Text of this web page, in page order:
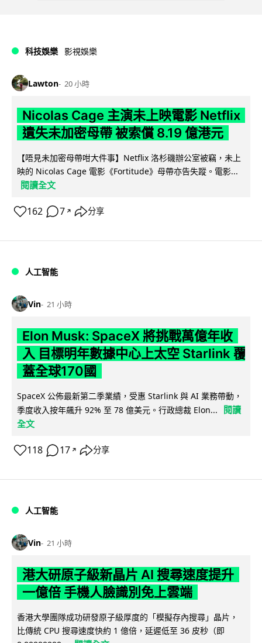
科技娛樂 影視娛樂
Lawton 20 小時
Nicolas Cage 主演未上映電影 Netflix
遺失未加密母帶 被索償 8.19 億港元
【唔見未加密母帶咁大件事】Netflix 洛杉磯辦公室被竊，未上
映的 Nicolas Cage 電影《Fortitude》母帶亦告失蹤。電影...
閱讀全文
162 7 ↗ 分享
人工智能
Vin 21 小時
Elon Musk: SpaceX 將挑戰萬億年收
入 目標明年數據中心上太空 Starlink 覆
蓋全球170國
SpaceX 公佈最新第二季業績，受惠 Starlink 與 AI 業務帶動，
季度收入按年飆升 92% 至 78 億美元。行政總裁 Elon...
閱讀
全文
118 17 ↗ 分享
人工智能
Vin 21 小時
港大研原子級新晶片 AI 搜尋速度提升
一億倍 手機人臉識別免上雲端
香港大學團隊成功研發原子級厚度的「模擬存內搜尋」晶片，
比傳統 CPU 搜尋速度快約 1 億倍，延遲低至 36 皮秒（即